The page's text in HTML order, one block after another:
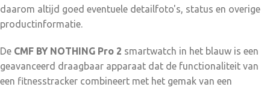
daarom altijd goed eventuele detailfoto's, status en overige
productinformatie.
De CMF BY NOTHING Pro 2 smartwatch in het blauw is een
geavanceerd draagbaar apparaat dat de functionaliteit van
een fitnesstracker combineert met het gemak van een